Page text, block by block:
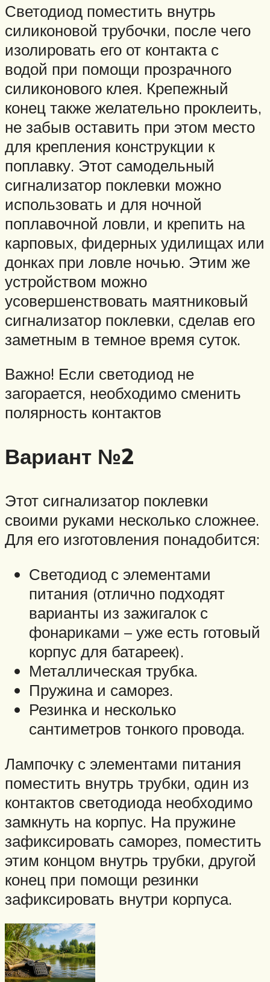
Светодиод поместить внутрь
силиконовой трубочки, после чего
изолировать его от контакта с
водой при помощи прозрачного
силиконового клея. Крепежный
конец также желательно проклеить,
не забыв оставить при этом место
для крепления конструкции к
поплавку. Этот самодельный
сигнализатор поклевки можно
использовать и для ночной
поплавочной ловли, и крепить на
карповых, фидерных удилищах или
донках при ловле ночью. Этим же
устройством можно
усовершенствовать маятниковый
сигнализатор поклевки, сделав его
заметным в темное время суток.
Важно! Если светодиод не
загорается, необходимо сменить
полярность контактов
Вариант №2
Этот сигнализатор поклевки
своими руками несколько сложнее.
Для его изготовления понадобится:
Светодиод с элементами
питания (отлично подходят
варианты из зажигалок с
фонариками – уже есть готовый
корпус для батареек).
Металлическая трубка.
Пружина и саморез.
Резинка и несколько
сантиметров тонкого провода.
Лампочку с элементами питания
поместить внутрь трубки, один из
контактов светодиода необходимо
замкнуть на корпус. На пружине
зафиксировать саморез, поместить
этим концом внутрь трубки, другой
конец при помощи резинки
зафиксировать внутри корпуса.